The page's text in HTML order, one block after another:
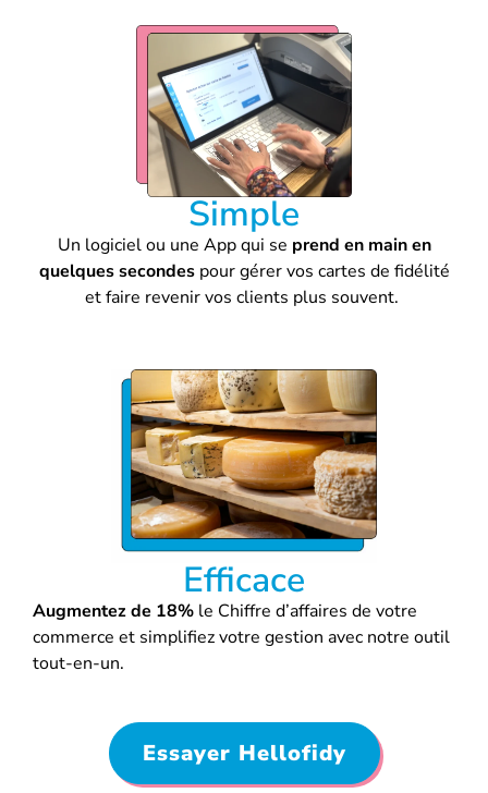
Simple
Un logiciel ou une App qui se prend en main en
quelques secondespour gérer vos cartes de fidélité
et faire revenir vos clients plus souvent.
Efficace
Augmentez de 18% le Chiffre d’affaires de votre
commerce et simplifiez votre gestion avec notre outil
tout-en-un.
Essayer Hellofidy